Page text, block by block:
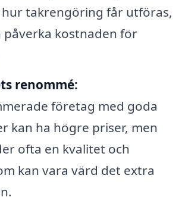
takrengöring får utföras,
påverka kostnaden för
renommé:
företag med goda
kan ha högre priser, men
ofta en kvalitet och
kan vara värd det extra